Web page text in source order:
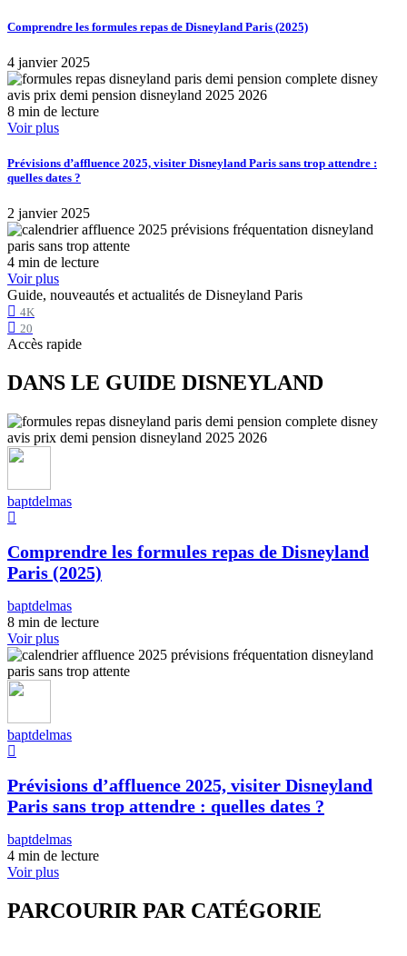
Comprendre les formules repas de Disneyland Paris (2025)
4 janvier 2025
8 min de lecture
Voir plus
Prévisions d’affluence 2025, visiter Disneyland Paris sans trop attendre :
quelles dates ?
2 janvier 2025
4 min de lecture
Voir plus
Guide, nouveautés et actualités de Disneyland Paris
4K
20
Accès rapide
DANS LE GUIDE DISNEYLAND
baptdelmas
Comprendre les formules repas de Disneyland
Paris (2025)
baptdelmas
8 min de lecture
Voir plus
baptdelmas
Prévisions d’affluence 2025, visiter Disneyland
Paris sans trop attendre : quelles dates ?
baptdelmas
4 min de lecture
Voir plus
PARCOURIR PAR CATÉGORIE